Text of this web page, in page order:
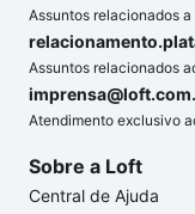
Assuntos relacionados
Assuntos relacionados
Atendimento exclusivo
Sobre a Loft
Central de Ajuda